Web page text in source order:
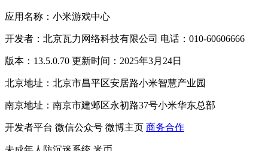
应用名称：小米游戏中心
开发者：北京瓦力网络科技有限公司 电话：010-60606666
版本：13.5.0.70 更新时间：2025年3月24日
北京地址：北京市昌平区安居路小米智慧产业园
南京地址：南京市建邺区永初路37号小米华东总部
开发者平台 微信公众号 微博主页 商务合作